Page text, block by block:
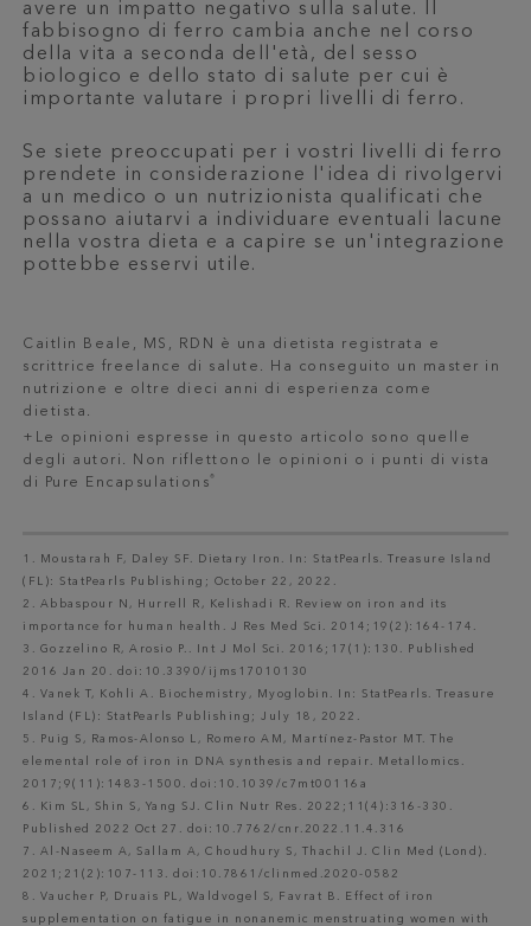
avere un impatto negativo sulla salute. Il
fabbisogno di ferro cambia anche nel corso
della vita a seconda dell'età, del sesso
biologico e dello stato di salute per cui è
importante valutare i propri livelli di ferro.
Se siete preoccupati per i vostri livelli di ferro
prendete in considerazione l'idea di rivolgervi
a un medico o un nutrizionista qualificati che
possano aiutarvi a individuare eventuali lacune
nella vostra dieta e a capire se un'integrazione
pottebbe esservi utile.
Caitlin Beale, MS, RDN è una dietista registrata e
scrittrice freelance di salute. Ha conseguito un master in
nutrizione e oltre dieci anni di esperienza come
dietista.
+Le opinioni espresse in questo articolo sono quelle
degli autori. Non riflettono le opinioni o i punti di vista
di Pure Encapsulations®
1. Moustarah F, Daley SF. Dietary Iron. In: StatPearls. Treasure Island
(FL): StatPearls Publishing; October 22, 2022.
2. Abbaspour N, Hurrell R, Kelishadi R. Review on iron and its
importance for human health. J Res Med Sci. 2014;19(2):164-174.
3. Gozzelino R, Arosio P.. Int J Mol Sci. 2016;17(1):130. Published
2016 Jan 20. doi:10.3390/ijms17010130
4. Vanek T, Kohli A. Biochemistry, Myoglobin. In: StatPearls. Treasure
Island (FL): StatPearls Publishing; July 18, 2022.
5. Puig S, Ramos-Alonso L, Romero AM, Martínez-Pastor MT. The
elemental role of iron in DNA synthesis and repair. Metallomics.
2017;9(11):1483-1500. doi:10.1039/c7mt00116a
6. Kim SL, Shin S, Yang SJ. Clin Nutr Res. 2022;11(4):316-330.
Published 2022 Oct 27. doi:10.7762/cnr.2022.11.4.316
7. Al-Naseem A, Sallam A, Choudhury S, Thachil J. Clin Med (Lond).
2021;21(2):107-113. doi:10.7861/clinmed.2020-0582
8. Vaucher P, Druais PL, Waldvogel S, Favrat B. Effect of iron
supplementation on fatigue in nonanemic menstruating women with